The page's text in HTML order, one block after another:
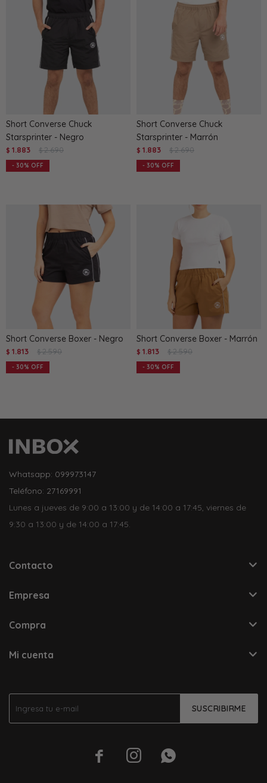
Short Converse Chuck
Starsprinter - Negro
$ 1.883 $ 2.690
30
Short Converse Chuck
Starsprinter - Marrón
$ 1.883 $ 2.690
30
Short Converse Boxer - Negro
$ 1.813 $ 2.590
30
Short Converse Boxer - Marrón
$ 1.813 $ 2.590
30
SUSCRIBIRME
  
Whatsapp: 099973147
Teléfono: 27169991
Lunes a jueves de 9:00 a 13:00 y de 14:00 a 17:45, viernes de
9:30 a 13:00 y de 14:00 a 17:45.
Contacto
Empresa
Compra
Mi cuenta